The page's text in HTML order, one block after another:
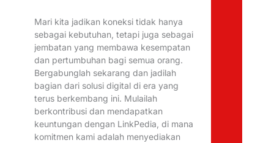
Mari kita jadikan koneksi tidak hanya
sebagai kebutuhan, tetapi juga sebagai
jembatan yang membawa kesempatan
dan pertumbuhan bagi semua orang.
Bergabunglah sekarang dan jadilah
bagian dari solusi digital di era yang
terus berkembang ini. Mulailah
berkontribusi dan mendapatkan
keuntungan dengan LinkPedia, di mana
komitmen kami adalah menyediakan